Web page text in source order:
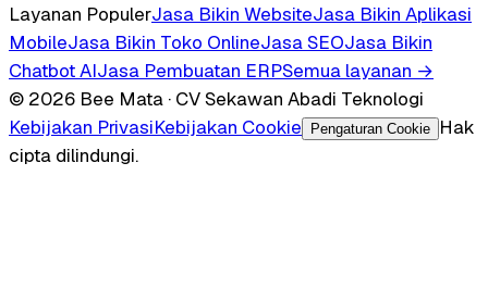
Layanan PopulerJasa Bikin WebsiteJasa Bikin Aplikasi
MobileJasa Bikin Toko OnlineJasa SEOJasa Bikin
Chatbot AIJasa Pembuatan ERPSemua layanan →
© 2026 Bee Mata · CV Sekawan Abadi Teknologi
Kebijakan PrivasiKebijakan Cookie Pengaturan Cookie
Hak
cipta dilindungi.